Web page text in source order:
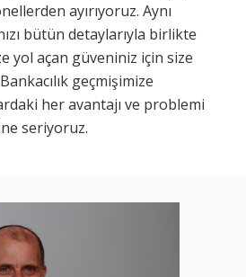
ayırıyoruz. Aynı
bütün detaylarıyla birlikte
yol açan güveniniz için size
geçmişimize
her avantajı ve problemi
seriyoruz.